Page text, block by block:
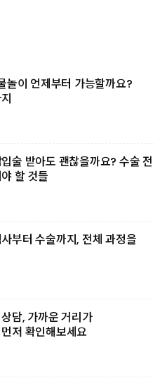
놀이 언제부터 가능할까요?
술 받아도 괜찮을까요? 수술 전
할 것들
부터 수술까지, 전체 과정을
담, 가까운 거리가
저 확인해보세요